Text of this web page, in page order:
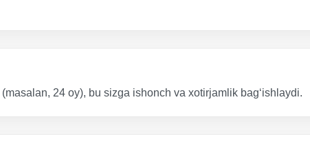
24 oy), bu sizga ishonch va xotirjamlik bagʻishlaydi.